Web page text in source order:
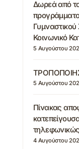
Δωρεά από
Κοινωνικό
5 Αυγούστου
5 Αυγούστου
Πίνακας
4 Αυγούστου